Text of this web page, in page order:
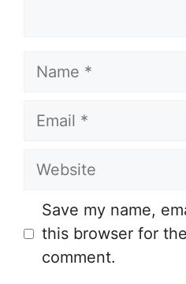
Name
Email
Website
Save my name,
this browser for
comment.